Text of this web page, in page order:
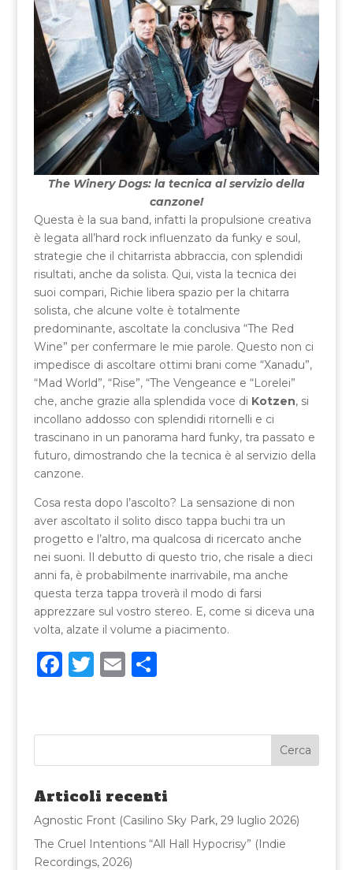
The Winery Dogs: la tecnica al servizio della
canzone!
Questa è la sua band, infatti la propulsione creativa
è legata all’hard rock influenzato da funky e soul,
strategie che il chitarrista abbraccia, con splendidi
risultati, anche da solista. Qui, vista la tecnica dei
suoi compari, Richie libera spazio per la chitarra
solista, che alcune volte è totalmente
predominante, ascoltate la conclusiva “The Red
Wine” per confermare le mie parole. Questo non ci
impedisce di ascoltare ottimi brani come “Xanadu”,
“Mad World”, “Rise”, “The Vengeance e “Lorelei”
che, anche grazie alla splendida voce di Kotzen, si
incollano addosso con splendidi ritornelli e ci
trascinano in un panorama hard funky, tra passato e
futuro, dimostrando che la tecnica è al servizio della
canzone.
Cosa resta dopo l’ascolto? La sensazione di non
aver ascoltato il solito disco tappa buchi tra un
progetto e l’altro, ma qualcosa di ricercato anche
nei suoni. Il debutto di questo trio, che risale a dieci
anni fa, è probabilmente inarrivabile, ma anche
questa terza tappa troverà il modo di farsi
apprezzare sul vostro stereo. E, come si diceva una
volta, alzate il volume a piacimento.
F
e
b
o
o
k
T
te
r
E
l
C
di
vi
di
Articoli recenti
Agnostic Front (Casilino Sky Park, 29 luglio 2026)
The Cruel Intentions “All Hall Hypocrisy” (Indie
Recordings, 2026)